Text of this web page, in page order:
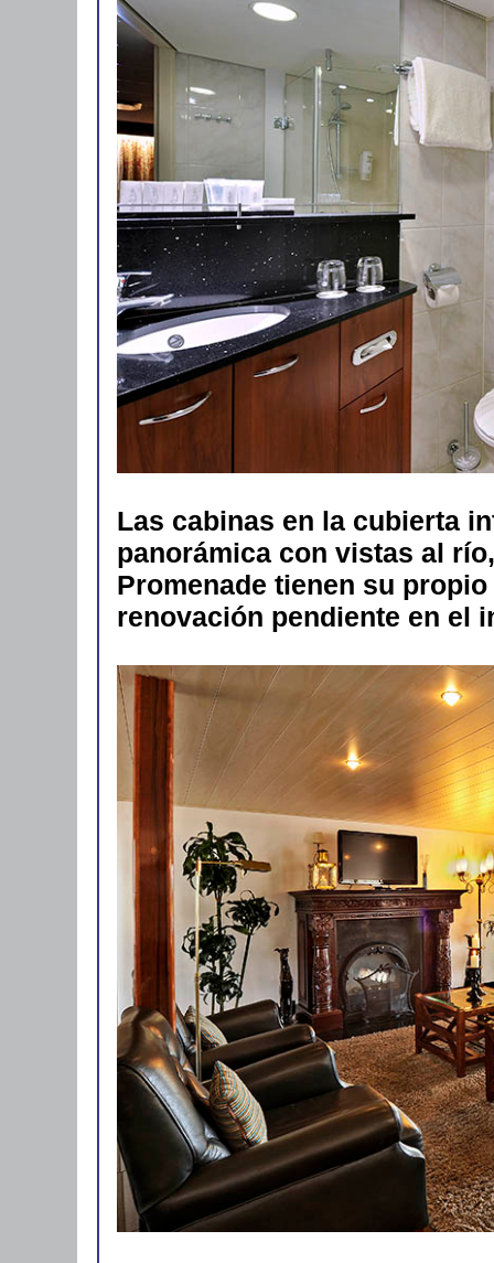
Las cabinas en la cubierta
panorámica con vistas al
Promenade tienen su
renovación pendiente en el